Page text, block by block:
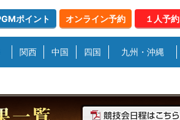
ポイント オンライン予約 １人予約
関西 中国 四国 九州・沖縄